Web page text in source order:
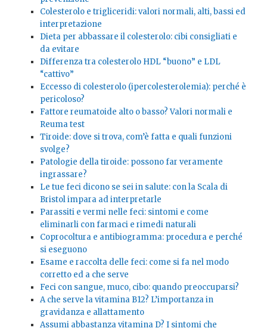
Colesterolo e trigliceridi: valori normali, alti, bassi ed
interpretazione
Dieta per abbassare il colesterolo: cibi consigliati e
da evitare
Differenza tra colesterolo HDL “buono” e LDL
“cattivo”
Eccesso di colesterolo (ipercolesterolemia): perché è
pericoloso?
Fattore reumatoide alto o basso? Valori normali e
Reuma test
Tiroide: dove si trova, com’è fatta e quali funzioni
svolge?
Patologie della tiroide: possono far veramente
ingrassare?
Le tue feci dicono se sei in salute: con la Scala di
Bristol impara ad interpretarle
Parassiti e vermi nelle feci: sintomi e come
eliminarli con farmaci e rimedi naturali
Coprocoltura e antibiogramma: procedura e perché
si eseguono
Esame e raccolta delle feci: come si fa nel modo
corretto ed a che serve
Feci con sangue, muco, cibo: quando preoccuparsi?
A che serve la vitamina B12? L’importanza in
gravidanza e allattamento
Assumi abbastanza vitamina D? I sintomi che